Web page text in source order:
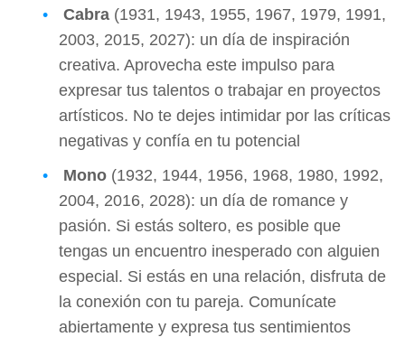
Cabra (1931, 1943, 1955, 1967, 1979, 1991,
2003, 2015, 2027): un día de inspiración
creativa. Aprovecha este impulso para
expresar tus talentos o trabajar en proyectos
artísticos. No te dejes intimidar por las críticas
negativas y confía en tu potencial
Mono (1932, 1944, 1956, 1968, 1980, 1992,
2004, 2016, 2028): un día de romance y
pasión. Si estás soltero, es posible que
tengas un encuentro inesperado con alguien
especial. Si estás en una relación, disfruta de
la conexión con tu pareja. Comunícate
abiertamente y expresa tus sentimientos